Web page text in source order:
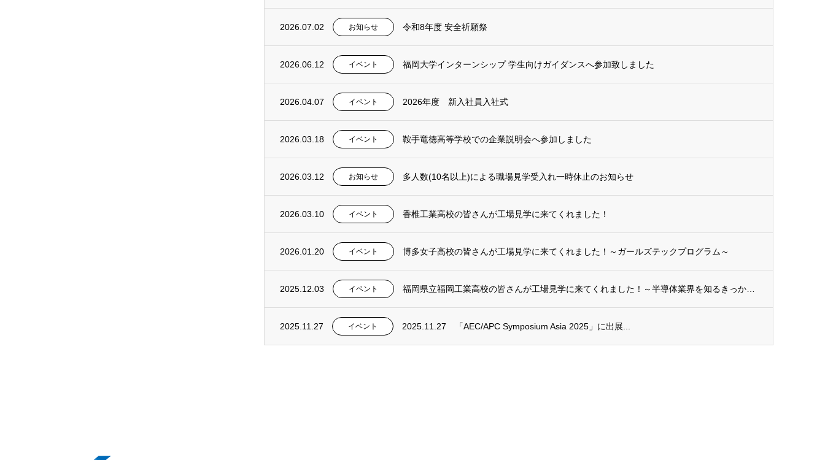
2026.07.02 お知らせ 令和8年度 安全祈願祭
2026.06.12 イベント 福岡大学インターンシップ 学生向けガイダンスへ参加致しました
2026.04.07 イベント 2026年度 新入社員入社式
2026.03.18 イベント 鞍手竜徳高等学校での企業説明会へ参加しました
2026.03.12 お知らせ 多人数(10名以上)による職場見学受入れ一時休止のお知らせ
2026.03.10 イベント 香椎工業高校の皆さんが工場見学に来てくれました！
2026.01.20 イベント 博多女子高校の皆さんが工場見学に来てくれました！～ガールズテックプログラム～
2025.12.03 イベント 福岡県立福岡工業高校の皆さんが工場見学に来てくれました！～半導体業界を知るきっかけに～
2025.11.27 イベント 2025.11.27 「AEC/APC Symposium Asia 2025」に出展...